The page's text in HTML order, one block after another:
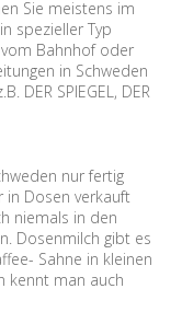
Sie meistens im
spezieller Typ
Bahnhof oder
in Schweden
DER SPIEGEL, DER
nur fertig
in Dosen verkauft
niemals in den
Dosenmilch gibt es
Sahne in kleinen
kennt man auch